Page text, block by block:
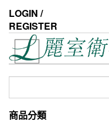
the
content
LOGIN /
REGISTER
鍵
商品分類